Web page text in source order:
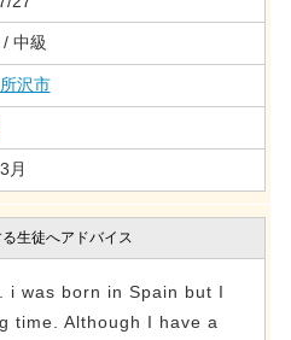
中級
所沢市
月
生徒へアドバイス
i was born in Spain but I
time. Although I have a